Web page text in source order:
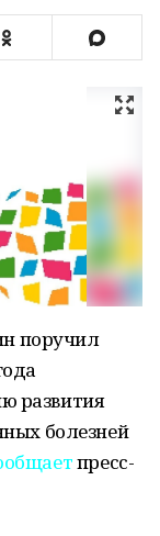
поручил
развития
болезней
пресс-